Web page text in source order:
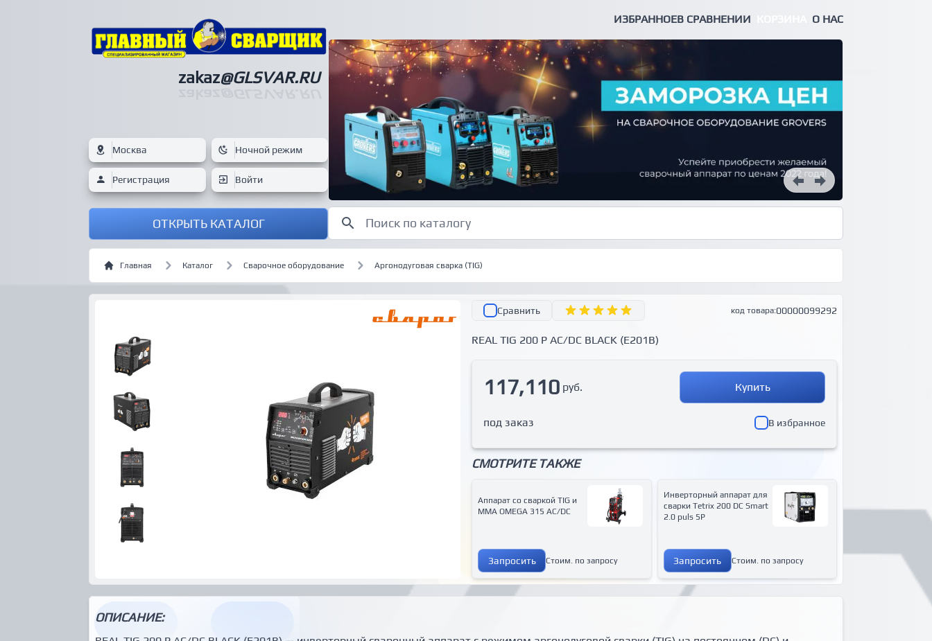
zakaz@GLSVAR.RU
Москва Ночной режим
Регистрация Войти
ОТКРЫТЬ КАТАЛОГ
ИЗБРАННОЕВ СРАВНЕНИИ О НАС
Главная Каталог Сварочное оборудование Аргонодуговая сварка (TIG)
код товара:00000099292
Сравнить
REAL TIG 200 P AC/DC BLACK (E201B)
117,110 руб. Купить
под заказ В избранное
СМОТРИТЕ ТАКЖЕ
Аппарат со сваркой ТIG и
MMA OMEGA 315 AC/DC
Запросить Стоим. по запросу
Инверторный аппарат для
сварки Tetrix 200 DC Smart
2.0 puls 5P
Запросить Стоим. по запросу
ОПИСАНИЕ: